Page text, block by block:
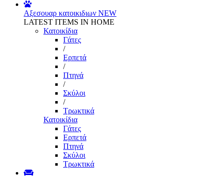
Αξεσουαρ κατοικιδιων NEW
LATEST ITEMS IN HOME
Κατοικίδια
Γάτες
/
Ερπετά
/
Πτηνά
/
Σκύλοι
/
Τρωκτικά
Κατοικίδια
Γάτες
Ερπετά
Πτηνά
Σκύλοι
Τρωκτικά